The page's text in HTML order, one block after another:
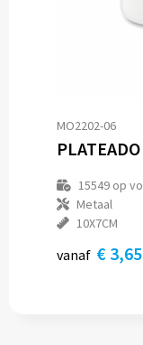
MO2202-06
15549op
Metaal
10X7CM
vanaf € 3,65